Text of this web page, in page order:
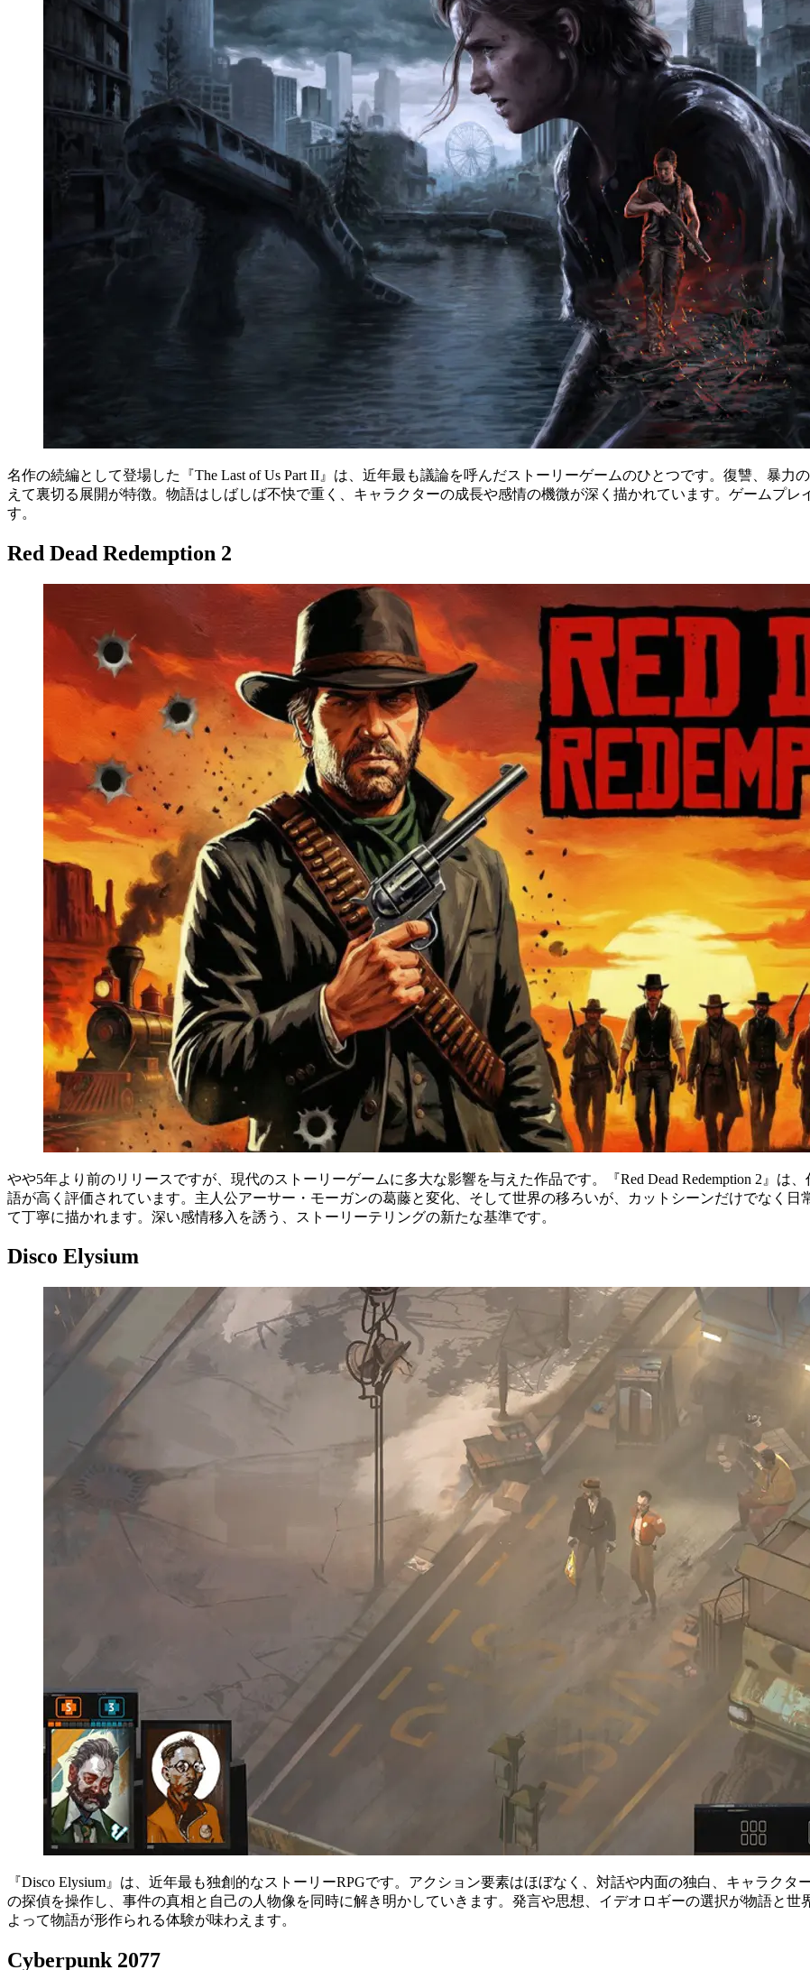
名作の続編として登場した『The Last of Us Part II』は、近年最も議論を呼んだストーリーゲームのひとつです。復讐、暴
えて裏切る展開が特徴。物語はしばしば不快で重く、キャラクターの成長や感情の機微が深く描かれています。ゲームプ
す。
Red Dead Redemption 2
やや5年より前のリリースですが、現代のストーリーゲームに多大な影響を与えた作品です。『Red Dead Redemption 2』は
語が高く評価されています。主人公アーサー・モーガンの葛藤と変化、そして世界の移ろいが、カットシーンだけでなく
て丁寧に描かれます。深い感情移入を誘う、ストーリーテリングの新たな基準です。
Disco Elysium
『Disco Elysium』は、近年最も独創的なストーリーRPGです。アクション要素はほぼなく、対話や内面の独白、キャラク
の探偵を操作し、事件の真相と自己の人物像を同時に解き明かしていきます。発言や思想、イデオロギーの選択が物語と
よって物語が形作られる体験が味わえます。
Cyberpunk 2077